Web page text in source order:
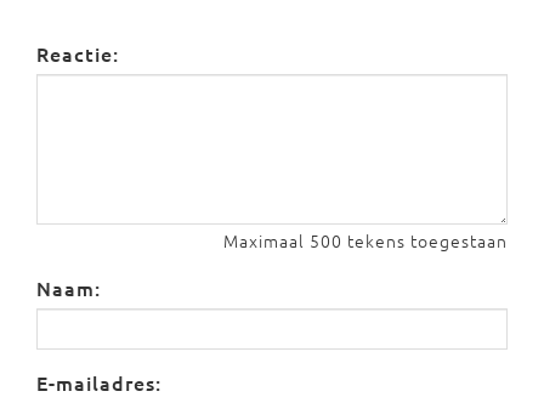
Reactie:
Maximaal 500 tekens toegestaan
Naam:
E-mailadres: